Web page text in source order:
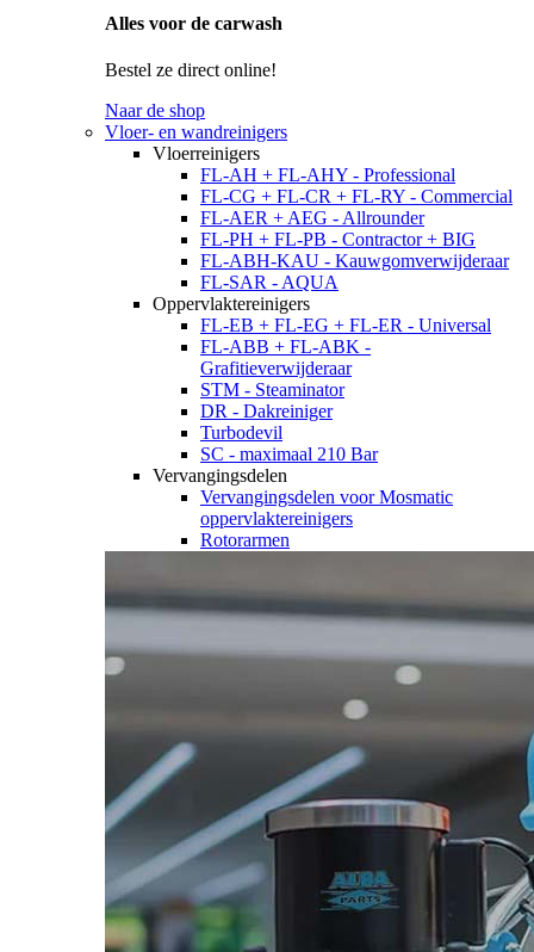
Alles voor de carwash
Bestel ze direct online!
Naar de shop
Vloer- en wandreinigers
Vloerreinigers
FL-AH + FL-AHY - Professional
FL-CG + FL-CR + FL-RY - Commercial
FL-AER + AEG - Allrounder
FL-PH + FL-PB - Contractor + BIG
FL-ABH-KAU - Kauwgomverwijderaar
FL-SAR - AQUA
Oppervlaktereinigers
FL-EB + FL-EG + FL-ER - Universal
FL-ABB + FL-ABK -
Grafitieverwijderaar
STM - Steaminator
DR - Dakreiniger
Turbodevil
SC - maximaal 210 Bar
Vervangingsdelen
Vervangingsdelen voor Mosmatic
oppervlaktereinigers
Rotorarmen